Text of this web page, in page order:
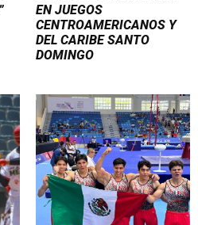
EN JUEGOS
CENTROAMERICANOS Y
DEL CARIBE SANTO
DOMINGO